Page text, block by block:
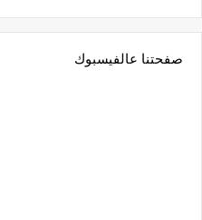
صفحتنا عالفيسبوك